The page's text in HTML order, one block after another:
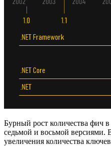
Бурный рост количества фич
седьмой и восьмой версиями.
увеличения количества